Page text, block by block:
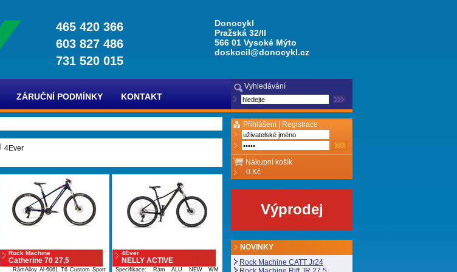
465 420 366
603 827 486
731 520 015
Donocykl
Pražská 32/II
566 01 Vysoké Mýto
doskocil@donocykl.cz
ZÁRUČNÍ PODMÍNKY KONTAKT
Vyhledávání
4Ever
Rock Machine
Catherine 70 27,5
RámAlloy Al-6061 T6 Custom Sport
4Ever
NELLY ACTIVE
Specifikace: Rám ALU NEW WM
Přihlášení | Registrace
Nákupní košík
0 Kč
Výprodej
NOVINKY
Rock Machine CATT Jr24